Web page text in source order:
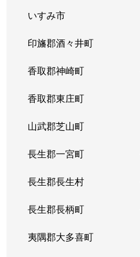
いすみ市
印旛郡酒々井町
香取郡神崎町
香取郡東庄町
山武郡芝山町
長生郡一宮町
長生郡長生村
長生郡長柄町
夷隅郡大多喜町